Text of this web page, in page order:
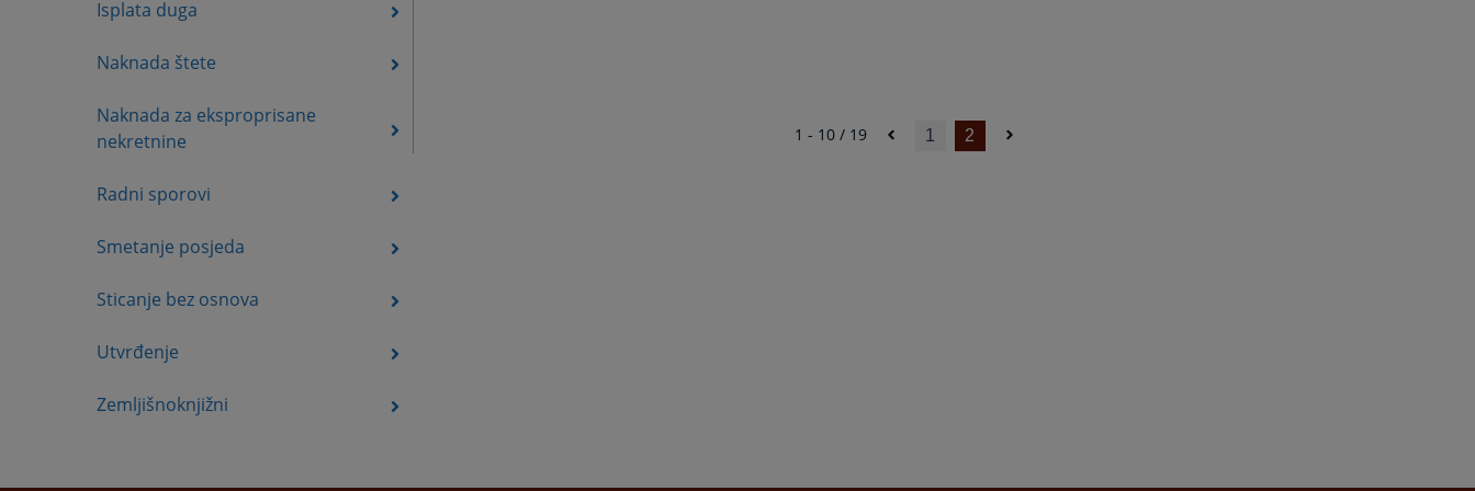
Isplata duga
Naknada štete
Naknada za eksproprisane
nekretnine
Radni sporovi
Smetanje posjeda
Sticanje bez osnova
Utvrđenje
Zemljišnoknjižni
1 - 10 / 19 1 2